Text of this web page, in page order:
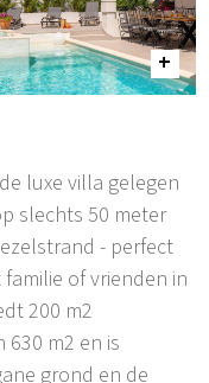
luxe villa gelegen
slechts 50 meter
- perfect
of vrienden in
200 m2
m2 en is
grond en de